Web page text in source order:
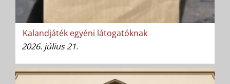
Kalandjáték egyéni látogatóknak
2026. július 21.